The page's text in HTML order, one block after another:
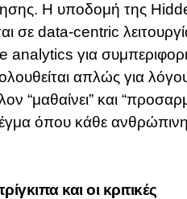
Η υποδομή της
σε data-centric
analytics για
απλώς για
“μαθαίνει” και
όπου κάθε
και οι κριτικές